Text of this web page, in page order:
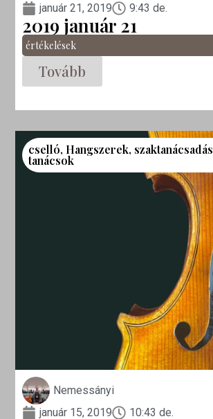
január 21, 2019
9:43 de.
2019 január 21
értékelések
Tovább
cselló, Hangszerek, szaktanácsadás
tanácsok
Nemessányi
január 15, 2019
10:43 de.